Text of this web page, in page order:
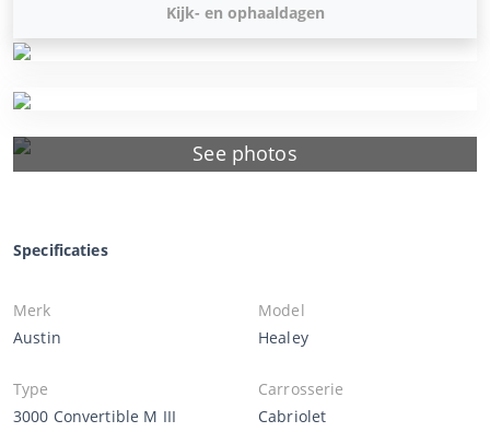
See photos
Kijk- en ophaaldagen
Specificaties
Merk
Austin
Model
Healey
Type
3000 Convertible M III
Carrosserie
Cabriolet